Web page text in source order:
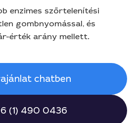
enzimes szőrtelenítési
gombnyomással, és
érték arány mellett.
chatben
(1) 490 0436